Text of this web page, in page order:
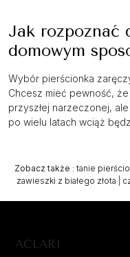
Jak rozpoznać
domowym
Wybór pierścionka
Chcesz mieć pewność,
przyszłej narzeczonej,
po wielu latach wciąż
Zobacz także : tanie
zawieszki z białego złota
ACLARI